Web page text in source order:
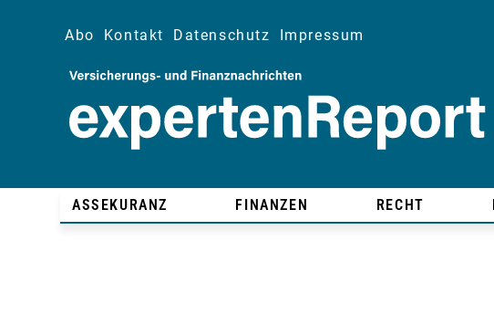
Abo Kontakt Datenschutz Impressum
ASSEKURANZ FINANZEN RECHT